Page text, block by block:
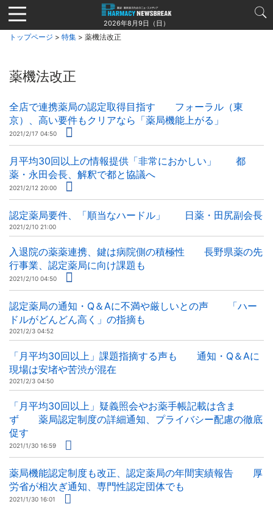
Jump
to
navigation
2026年8月9日（日）
トップページ > 特集 > 薬機法改正
薬機法改正
全店で連携薬局の認定取得目指す フォーラル（東
京）、高い要件もクリアなら「薬局機能上がる」
2021/2/17 04:50
月平均30回以上の情報提供「非常におかしい」 都
薬・永田会長、解釈で都と協議へ
2021/2/12 20:00
認定薬局要件、「順当なハードル」 日薬・田尻副会長
2021/2/10 21:00
入退院の薬薬連携、鍵は病院側の積極性 長野県薬の先
行事業、認定薬局に向け課題も
2021/2/10 04:50
認定薬局の通知・Q＆Aに不満や厳しいとの声 「ハー
ドルがどんどん高く」の指摘も
2021/2/3 04:52
「月平均30回以上」課題指摘する声も 通知・Q＆Aに
現場は安堵や苦渋が混在
2021/2/3 04:50
「月平均30回以上」疑義照会やお薬手帳記載は含ま
ず 薬局認定制度の詳細通知、プライバシー配慮の徹底
促す
2021/1/30 16:59
薬局機能認定制度も改正、認定薬局の年間実績報告 厚
労省が相次ぎ通知、専門性認定団体でも
2021/1/30 16:01